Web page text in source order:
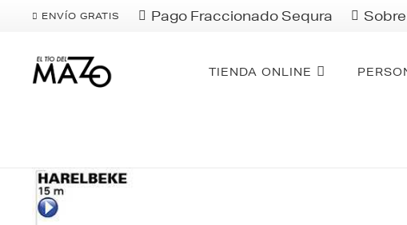
ENVÍO GRATIS Pago Fraccionado Sequra
TIENDA ONLINE